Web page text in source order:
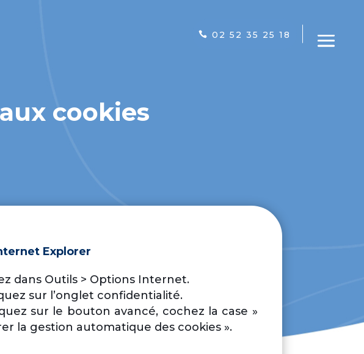
02 52 35 25 18
cookies
Explorer
dans Outils > Options Internet.
sur l’onglet confidentialité.
sur le bouton avancé, cochez la case »
la gestion automatique des cookies ».